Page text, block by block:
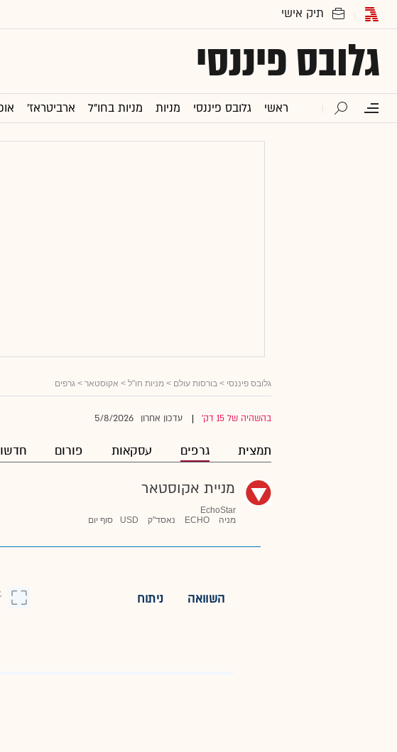
גלובס פיננסי
ראשי גלובס פיננסי מניות מניות בחו"ל ארביטראז'
גלובס פיננסי > בורסות עולם > מניות חו"ל > אקוסטאר > גרפים
בהשהיה של 15 דק' עדכון אחרון 5/8/2026
תמצית גרפים עסקאות פורום
מניית אקוסטאר
EchoStar
מניה
ECHO נאסד"ק USD סוף יום
השוואה ניתוח